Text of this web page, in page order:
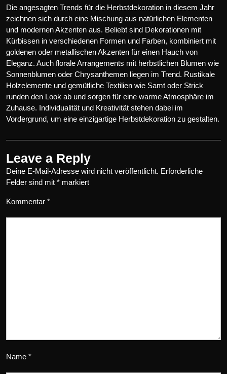
Die angesagten Trends für die Herbstdekoration in diesem Jahr
zeichnen sich durch eine Mischung aus natürlichen Elementen
und modernen Akzenten aus. Beliebt sind Dekorationen mit
Kürbissen in verschiedenen Formen und Farben, kombiniert mit
goldenen oder metallischen Akzenten für einen Hauch von
Eleganz. Auch florale Arrangements mit herbstlichen Blumen wie
Sonnenblumen oder Chrysanthemen liegen im Trend. Rustikale
Holzelemente und gemütliche Textilien wie Samt oder Strick
runden den Look ab und sorgen für eine warme Atmosphäre im
Zuhause. Individualität und Kreativität stehen dabei im
Vordergrund, um eine einzigartige Herbstdekoration zu gestalten.
Leave a Reply
Deine E-Mail-Adresse wird nicht veröffentlicht. Erforderliche
Felder sind mit * markiert
Kommentar *
Name *